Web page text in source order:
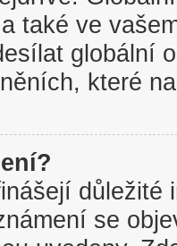
také ve
globální
které
důležité
se